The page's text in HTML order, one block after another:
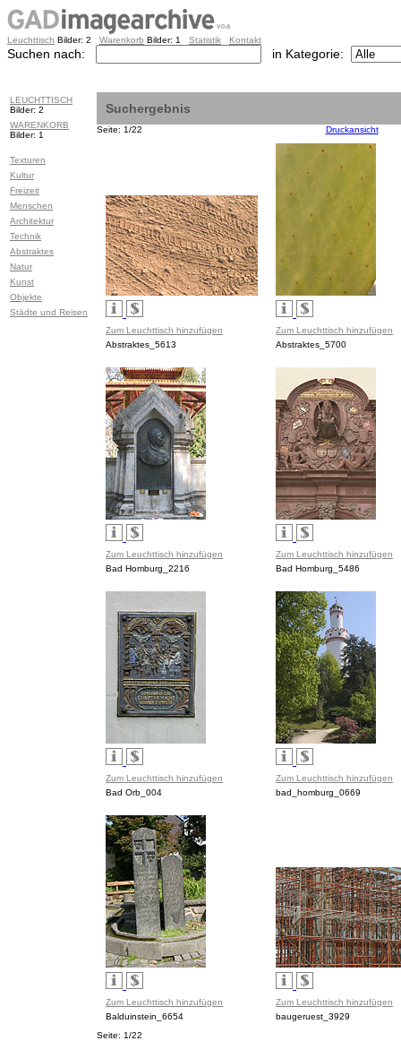
Leuchttisch Bilder: 2 Warenkorb Bilder: 1 Statistik Kontakt
Suchen nach: in Kategorie:
LEUCHTTISCH
Bilder: 2
WARENKORB
Bilder: 1
Texturen
Kultur
Freizeit
Menschen
Architektur
Technik
Abstraktes
Natur
Kunst
Objekte
Städte und Reisen
Suchergebnis
Seite: 1/22 Druckansicht
Zum Leuchttisch hinzufügen
Abstraktes_5613
Zum Leuchttisch hinzufügen
Abstraktes_5700
Zum Leuchttisch hinzufügen
Bad Homburg_2216
Zum Leuchttisch hinzufügen
Bad Homburg_5486
Zum Leuchttisch hinzufügen
Bad Orb_004
Zum Leuchttisch hinzufügen
bad_homburg_0669
Zum Leuchttisch hinzufügen
Balduinstein_6654
Zum Leuchttisch hinzufügen
baugeruest_3929
Seite: 1/22